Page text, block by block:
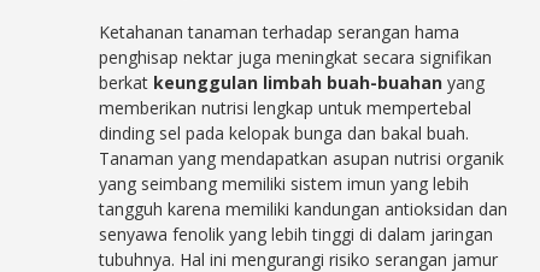
Ketahanan tanaman terhadap serangan hama
penghisap nektar juga meningkat secara signifikan
berkat keunggulan limbah buah-buahan yang
memberikan nutrisi lengkap untuk mempertebal
dinding sel pada kelopak bunga dan bakal buah.
Tanaman yang mendapatkan asupan nutrisi organik
yang seimbang memiliki sistem imun yang lebih
tangguh karena memiliki kandungan antioksidan dan
senyawa fenolik yang lebih tinggi di dalam jaringan
tubuhnya. Hal ini mengurangi risiko serangan jamur